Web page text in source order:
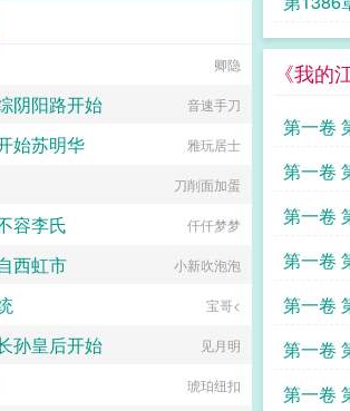
《我的
第一卷
第一卷
第一卷
第一卷
各自奔
第一卷
第一卷
第一卷
。多了十六年的履历和经验，且看
正东如何利用这些优势，一步一个
脚印地走出豪门之路！本书读者群
到一朝穿越，竟然变成了一个无人
津的弃妇。且看她如何带着孩子正
分治妾室斗渣男，拿回本该属于自
卿隐
阴阳路开始 音速手刀
始苏明华 雅玩居士
刀削面加蛋
容李氏 仟仟梦梦
西虹市 小新吹泡泡
宝哥<
孙皇后开始 见月明
琥珀纽扣